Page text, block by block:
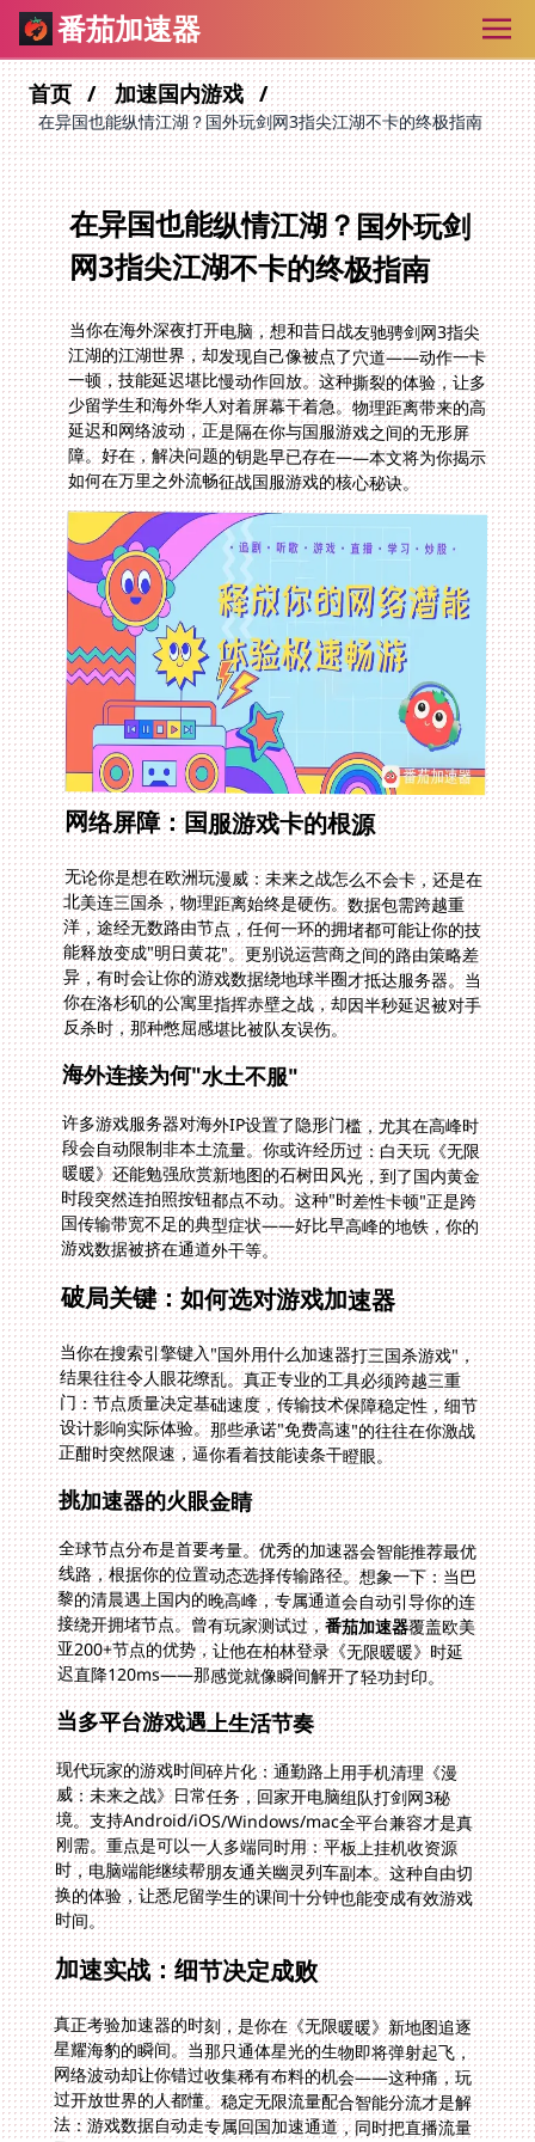
番茄加速器
首页 加速国内游戏
在异国也能纵情江湖？国外玩剑网3指尖江湖不卡的终极指南
在异国也能纵情江湖？国外玩剑
网3指尖江湖不卡的终极指南
当你在海外深夜打开电脑，想和昔日战友驰骋剑网3指尖
江湖的江湖世界，却发现自己像被点了穴道——动作一卡
一顿，技能延迟堪比慢动作回放。这种撕裂的体验，让多
少留学生和海外华人对着屏幕干着急。物理距离带来的高
延迟和网络波动，正是隔在你与国服游戏之间的无形屏
障。好在，解决问题的钥匙早已存在——本文将为你揭示
如何在万里之外流畅征战国服游戏的核心秘诀。
网络屏障：国服游戏卡的根源
无论你是想在欧洲玩漫威：未来之战怎么不会卡，还是在
北美连三国杀，物理距离始终是硬伤。数据包需跨越重
洋，途经无数路由节点，任何一环的拥堵都可能让你的技
能释放变成"明日黄花"。更别说运营商之间的路由策略差
异，有时会让你的游戏数据绕地球半圈才抵达服务器。当
你在洛杉矶的公寓里指挥赤壁之战，却因半秒延迟被对手
反杀时，那种憋屈感堪比被队友误伤。
海外连接为何"水土不服"
许多游戏服务器对海外IP设置了隐形门槛，尤其在高峰时
段会自动限制非本土流量。你或许经历过：白天玩《无限
暖暖》还能勉强欣赏新地图的石树田风光，到了国内黄金
时段突然连拍照按钮都点不动。这种"时差性卡顿"正是跨
国传输带宽不足的典型症状——好比早高峰的地铁，你的
游戏数据被挤在通道外干等。
破局关键：如何选对游戏加速器
当你在搜索引擎键入"国外用什么加速器打三国杀游戏"，
结果往往令人眼花缭乱。真正专业的工具必须跨越三重
门：节点质量决定基础速度，传输技术保障稳定性，细节
设计影响实际体验。那些承诺"免费高速"的往往在你激战
正酣时突然限速，逼你看着技能读条干瞪眼。
挑加速器的火眼金睛
全球节点分布是首要考量。优秀的加速器会智能推荐最优
线路，根据你的位置动态选择传输路径。想象一下：当巴
黎的清晨遇上国内的晚高峰，专属通道会自动引导你的连
接绕开拥堵节点。曾有玩家测试过，番茄加速器覆盖欧美
亚200+节点的优势，让他在柏林登录《无限暖暖》时延
迟直降120ms——那感觉就像瞬间解开了轻功封印。
当多平台游戏遇上生活节奏
现代玩家的游戏时间碎片化：通勤路上用手机清理《漫
威：未来之战》日常任务，回家开电脑组队打剑网3秘
境。支持Android/iOS/Windows/mac全平台兼容才是真
刚需。重点是可以一人多端同时用：平板上挂机收资源
时，电脑端能继续帮朋友通关幽灵列车副本。这种自由切
换的体验，让悉尼留学生的课间十分钟也能变成有效游戏
时间。
加速实战：细节决定成败
真正考验加速器的时刻，是你在《无限暖暖》新地图追逐
星耀海豹的瞬间。当那只通体星光的生物即将弹射起飞，
网络波动却让你错过收集稀有布料的机会——这种痛，玩
过开放世界的人都懂。稳定无限流量配合智能分流才是解
法：游戏数据自动走专属回国加速通道，同时把直播流量
导向普通线路。这种精密分工如同交响乐团各司其职，确